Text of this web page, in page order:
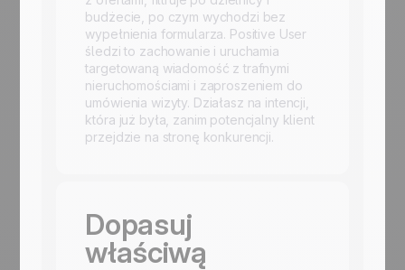
budżecie, po czym wychodzi bez
wypełnienia formularza. Positive User
śledzi to zachowanie i uruchamia
targetowaną wiadomość z trafnymi
nieruchomościami i zaproszeniem do
umówienia wizyty. Działasz na intencji,
która już była, zanim potencjalny klient
przejdzie na stronę konkurencji.
Dopasuj
właściwą